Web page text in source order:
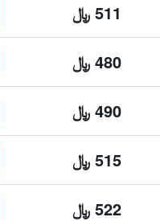
511 ﷼
480 ﷼
490 ﷼
515 ﷼
522 ﷼